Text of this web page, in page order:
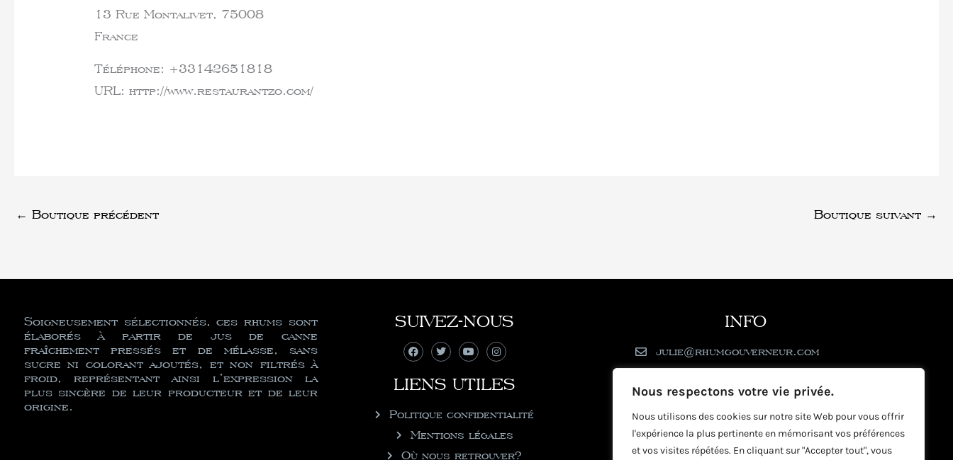
Nous respectons votre vie privée.
Nous utilisons des cookies sur notre site Web pour vous offrir
l'expérience la plus pertinente en mémorisant vos préférences
et vos visites répétées. En cliquant sur "Accepter tout", vous
13 Rue Montalivet, 75008
France
Téléphone: +33142651818
URL:http://www.restaurantzo.com/
← Boutique précédent Boutique suivant →
Soigneusement sélectionnés, ces rhums sont
élaborés à partir de jus de canne
fraîchement pressés et de mélasse, sans
sucre ni colorant ajoutés, et non filtrés à
froid, représentant ainsi l’expression la
plus sincère de leur producteur et de leur
origine.
SUIVEZ-NOUS
LIENS UTILES
Politique confidentialité
Mentions légales
Où nous retrouver?
INFO
julie@rhumgouverneur.com